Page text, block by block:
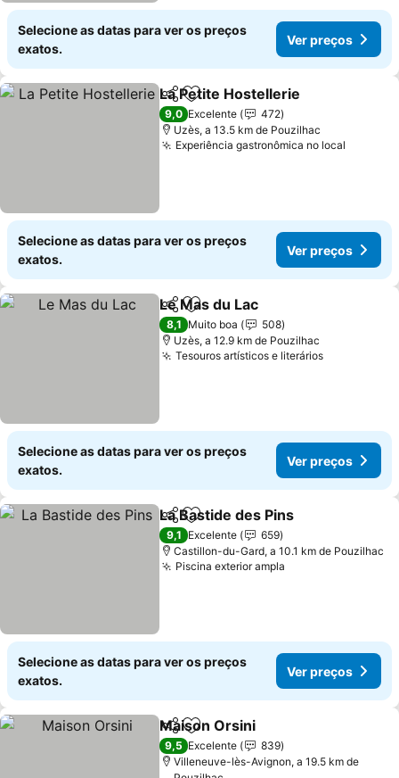
Selecione as datas para ver os preços
exatos.
Ver preços
PartilharAdicionar aos favoritos
La Petite Hostellerie
9,0 Excelente
472
Uzès, a 13.5 km de Pouzilhac
Experiência gastronômica no local
Selecione as datas para ver os preços
exatos.
Ver preços
PartilharAdicionar aos favoritos
Le Mas du Lac
8,1 Muito boa
508
Uzès, a 12.9 km de Pouzilhac
Tesouros artísticos e literários
Selecione as datas para ver os preços
exatos.
Ver preços
PartilharAdicionar aos favoritos
La Bastide des Pins
9,1 Excelente
659
Castillon-du-Gard, a 10.1 km de Pouzilhac
Piscina exterior ampla
Selecione as datas para ver os preços
exatos.
Ver preços
PartilharAdicionar aos favoritos
Maison Orsini
9,5 Excelente
839
Villeneuve-lès-Avignon, a 19.5 km de